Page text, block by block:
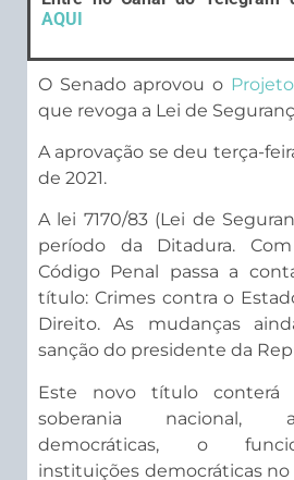
AQUI
O Senado aprovou o
que revoga a Lei de
A aprovação se deu terça-
de 2021.
A lei 7170/83 (Lei de
período da Ditadura.
Código Penal passa a
título: Crimes contra o
Direito. As mudanças
sanção do presidente da
Este novo título conterá
soberania nacional,
democráticas, o
instituições democráticas no